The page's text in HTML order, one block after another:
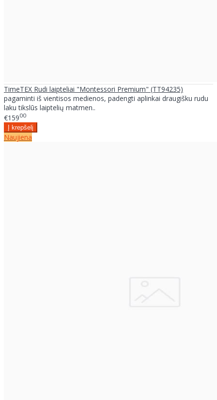
TimeTEX Rudi laipteliai "Montessori Premium" (TT94235)
pagaminti iš vientisos medienos, padengti aplinkai draugišku rudu
laku tikslūs laiptelių matmen..
€15900
Naujiena